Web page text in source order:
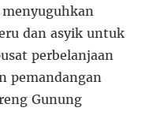
dan asyik untuk
perbelanjaan
pemandangan
Gunung